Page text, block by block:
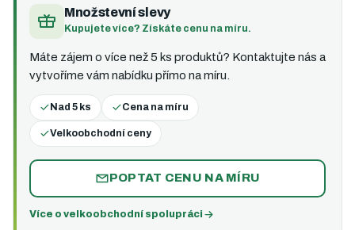
Množstevní slevy
Kupujete více? Získáte cenu na míru.
Máte zájem o více než 5 ks produktů? Kontaktujte nás a
vytvoříme vám nabídku přímo na míru.
Nad 5 ks Cena na míru
Velkoobchodní ceny
POPTAT CENU NA MÍRU
Více o velkoobchodní spolupráci